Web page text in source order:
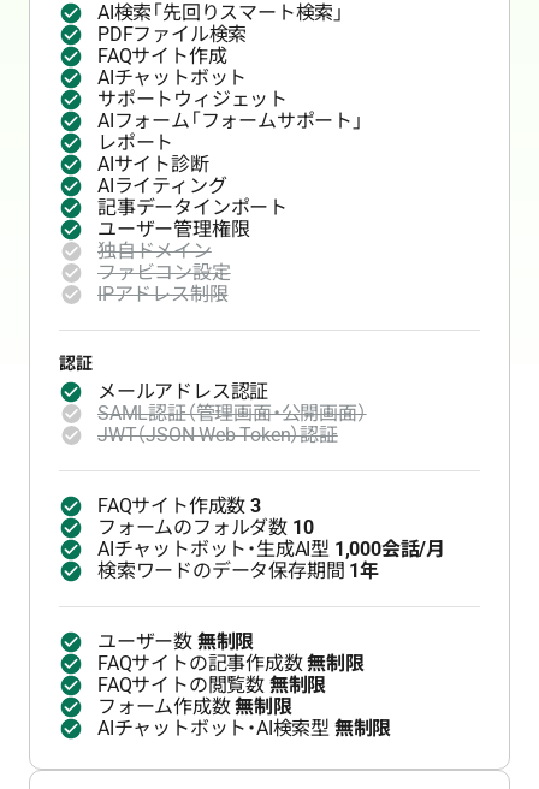
AI検索「先回りスマート検索」
PDFファイル検索
FAQサイト作成
AIチャットボット
サポートウィジェット
AIフォーム「フォームサポート」
レポート
AIサイト診断
AIライティング
記事データインポート
ユーザー管理権限
独自ドメイン
ファビコン設定
IPアドレス制限
認証
メールアドレス認証
SAML認証（管理画面・公開画面）
JWT（JSON Web Token）認証
FAQサイト作成数3
フォームのフォルダ数 10
AIチャットボット・生成AI型 1,000会話/月
検索ワードのデータ保存期間 1年
ユーザー数 無制限
FAQサイトの記事作成数無制限
FAQサイトの閲覧数 無制限
フォーム作成数無制限
AIチャットボット・AI検索型 無制限